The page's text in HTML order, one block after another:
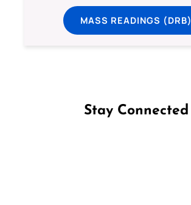
MASS READINGS (DRB)
Stay Connected